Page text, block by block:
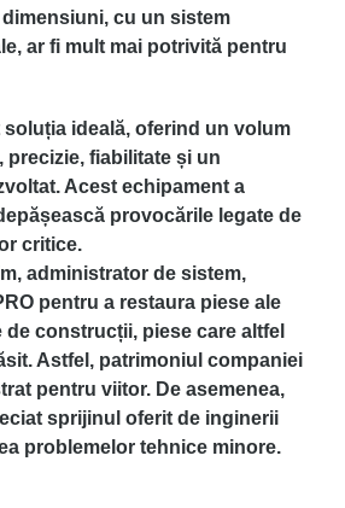
cu un sistem
ar fi mult mai potrivită pentru
soluția ideală, oferind un volum
precizie, fiabilitate și un
Acest echipament a
provocările legate de
critice.
, administrator de sistem,
pentru a restaura piese ale
construcții, piese care altfel
Astfel, patrimoniul companiei
pentru viitor. De asemenea,
sprijinul oferit de inginerii
problemelor tehnice minore.